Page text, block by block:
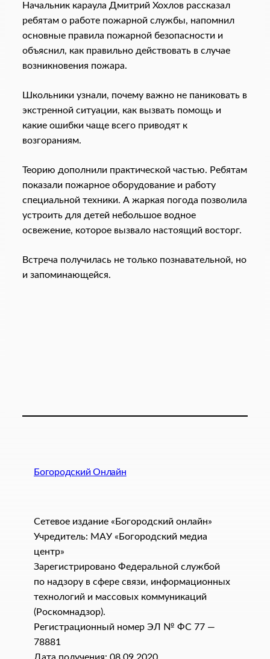
Начальник караула Дмитрий Хохлов рассказал
ребятам о работе пожарной службы, напомнил
основные правила пожарной безопасности и
объяснил, как правильно действовать в случае
возникновения пожара.
Школьники узнали, почему важно не паниковать в
экстренной ситуации, как вызвать помощь и
какие ошибки чаще всего приводят к
возгораниям.
Теорию дополнили практической частью. Ребятам
показали пожарное оборудование и работу
специальной техники. А жаркая погода позволила
устроить для детей небольшое водное
освежение, которое вызвало настоящий восторг.
Встреча получилась не только познавательной, но
и запоминающейся.
Богородский Онлайн
Сетевое издание «Богородский онлайн»
Учредитель: МАУ «Богородский медиа
центр»
Зарегистрировано Федеральной службой
по надзору в сфере связи, информационных
технологий и массовых коммуникаций
(Роскомнадзор).
Регистрационный номер ЭЛ № ФС 77 —
78881